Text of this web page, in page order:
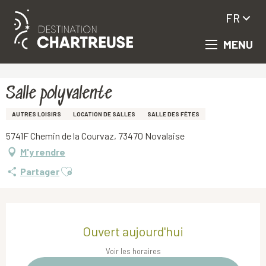
Aller
principal
MENU
FR
Salle polyvalente
AUTRES LOISIRS LOCATION DE SALLES SALLE DES FÊTES
5741F Chemin de la Courvaz, 73470 Novalaise
M'y rendre
PartagerAjouter aux favoris
Ouvert aujourd'hui
Voir les horaires